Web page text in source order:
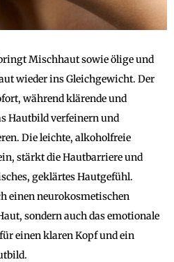
Mischhaut sowie ölige und
wieder ins Gleichgewicht. Der
während klärende und
Hautbild verfeinern und
Die leichte, alkoholfreie
stärkt die Hautbarriere und
geklärtes Hautgefühl.
einen neurokosmetischen
sondern auch das emotionale
einen klaren Kopf und ein